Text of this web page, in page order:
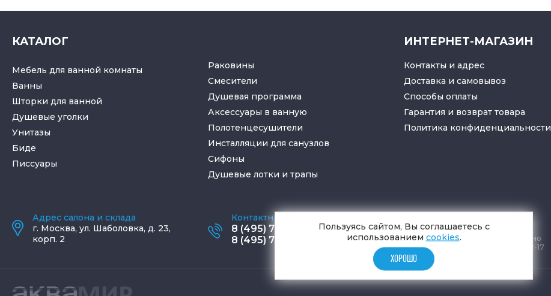
КАТАЛОГ
Мебель для ванной комнаты
Ванны
Шторки для ванной
Душевые уголки
Унитазы
Биде
Писсуары
Раковины
Смесители
Душевая программа
Аксессуары в ванную
Полотенцесушители
Инсталляции для санузлов
Cифоны
Душевые лотки и трапы
ИНТЕРНЕТ-МАГАЗИН
Контакты и адрес
Доставка и самовывоз
Способы оплаты
Гарантия и возврат товара
Политика конфиденциальности
Адрес салона и склада
г. Москва, ул. Шаболовка, д. 23,
корп. 2
Контактные телефоны
8 (495) 795-77-65
8 (495) 797-11-67
ПН-ВС 9:00 - 19:00
Прием заказов круглосуточно
Самовывоз ПН-СБ 9-19, ВС 12-17
Пользуясь сайтом, Вы соглашаетесь с
использованием cookies.
ХОРОШО